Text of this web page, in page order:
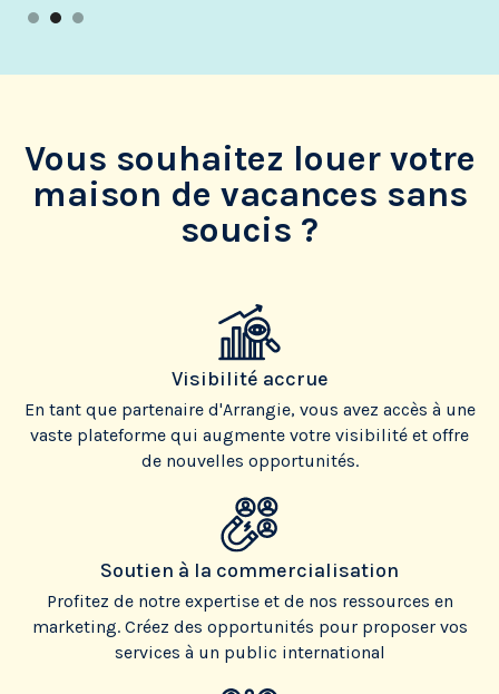
Slide 2 of 3.
Vous souhaitez louer votre
maison de vacances sans
soucis ?
Visibilité accrue
En tant que partenaire d'Arrangie, vous avez accès à une
vaste plateforme qui augmente votre visibilité et offre
de nouvelles opportunités.
Soutien à la commercialisation
Profitez de notre expertise et de nos ressources en
marketing. Créez des opportunités pour proposer vos
services à un public international